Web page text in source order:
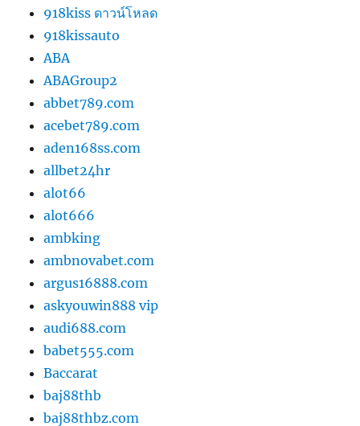
918kiss ดาวน์โหลด
918kissauto
ABA
ABAGroup2
abbet789.com
acebet789.com
aden168ss.com
allbet24hr
alot66
alot666
ambking
ambnovabet.com
argus16888.com
askyouwin888 vip
audi688.com
babet555.com
Baccarat
baj88thb
baj88thbz.com